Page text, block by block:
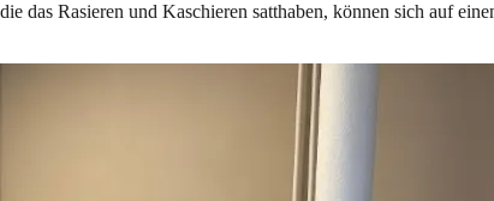
das Rasieren und Kaschieren satthaben, können sich auf